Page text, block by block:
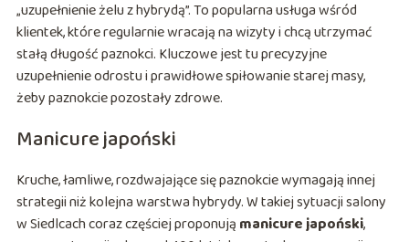
„uzupełnienie żelu z hybrydą”. To popularna usługa wśród
klientek, które regularnie wracają na wizyty i chcą utrzymać
stałą długość paznokci. Kluczowe jest tu precyzyjne
uzupełnienie odrostu i prawidłowe spiłowanie starej masy,
żeby paznokcie pozostały zdrowe.
Manicure japoński
Kruche, łamliwe, rozdwajające się paznokcie wymagają innej
strategii niż kolejna warstwa hybrydy. W takiej sytuacji salony
w Siedlcach coraz częściej proponują manicure japoński,